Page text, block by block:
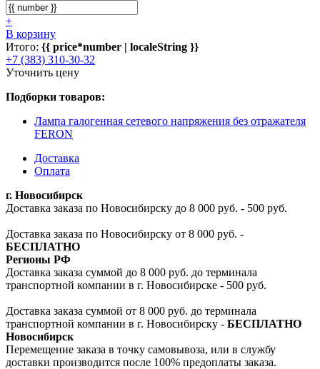
+
В корзину
Итого: {{ price*number | localeString }}
+7 (383) 310-30-32
Уточнить цену
Подборки товаров:
Лампа галогенная сетевого напряжения без отражателя
FERON
Доставка
Оплата
г. Новосибирск
Доставка заказа по Новосибирску до 8 000 руб. - 500 руб.
Доставка заказа по Новосибирску от 8 000 руб. -
БЕСПЛАТНО
Регионы РФ
Доставка заказа суммой до 8 000 руб. до терминала
транспортной компании в г. Новосибирске - 500 руб.
Доставка заказа суммой от 8 000 руб. до терминала
транспортной компании в г. Новосибирску - БЕСПЛАТНО
Новосибирск
Перемещение заказа в точку самовывоза, или в службу
доставки производится после 100% предоплаты заказа.